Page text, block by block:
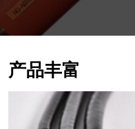
产品丰富